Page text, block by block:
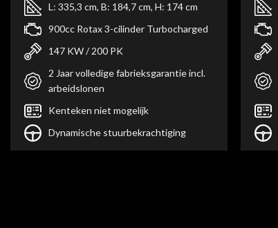
L: 335,3 cm, B: 184,7 cm, H: 174 cm
900cc Rotax 3-cilinder Turbocharged
147 KW / 200 PK
2 Jaar volledige fabrieksgarantie incl.
arbeidslonen
Kenteken niet mogelijk
Dynamische stuurbekrachtiging